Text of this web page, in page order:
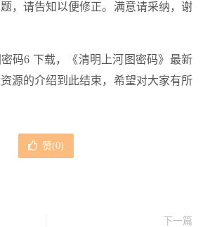
，请告知以便修正。满意请采纳，谢
码6 下载，《清明上河图密码》最新
源的介绍到此结束，希望对大家有所
赞(0)
下一篇